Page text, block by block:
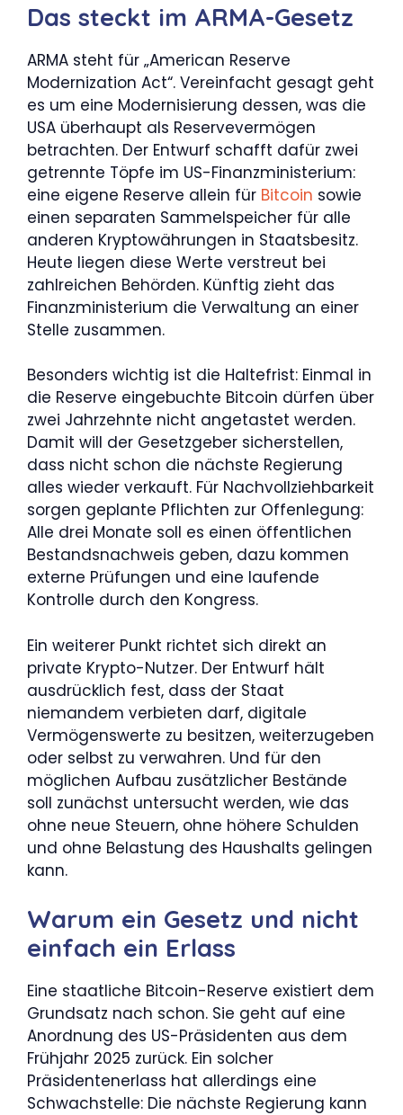
Das steckt im ARMA-Gesetz
ARMA steht für „American Reserve
Modernization Act“. Vereinfacht gesagt geht
es um eine Modernisierung dessen, was die
USA überhaupt als Reservevermögen
betrachten. Der Entwurf schafft dafür zwei
getrennte Töpfe im US-Finanzministerium:
eine eigene Reserve allein für Bitcoin sowie
einen separaten Sammelspeicher für alle
anderen Kryptowährungen in Staatsbesitz.
Heute liegen diese Werte verstreut bei
zahlreichen Behörden. Künftig zieht das
Finanzministerium die Verwaltung an einer
Stelle zusammen.
Besonders wichtig ist die Haltefrist: Einmal in
die Reserve eingebuchte Bitcoin dürfen über
zwei Jahrzehnte nicht angetastet werden.
Damit will der Gesetzgeber sicherstellen,
dass nicht schon die nächste Regierung
alles wieder verkauft. Für Nachvollziehbarkeit
sorgen geplante Pflichten zur Offenlegung:
Alle drei Monate soll es einen öffentlichen
Bestandsnachweis geben, dazu kommen
externe Prüfungen und eine laufende
Kontrolle durch den Kongress.
Ein weiterer Punkt richtet sich direkt an
private Krypto-Nutzer. Der Entwurf hält
ausdrücklich fest, dass der Staat
niemandem verbieten darf, digitale
Vermögenswerte zu besitzen, weiterzugeben
oder selbst zu verwahren. Und für den
möglichen Aufbau zusätzlicher Bestände
soll zunächst untersucht werden, wie das
ohne neue Steuern, ohne höhere Schulden
und ohne Belastung des Haushalts gelingen
kann.
Warum ein Gesetz und nicht
einfach ein Erlass
Eine staatliche Bitcoin-Reserve existiert dem
Grundsatz nach schon. Sie geht auf eine
Anordnung des US-Präsidenten aus dem
Frühjahr 2025 zurück. Ein solcher
Präsidentenerlass hat allerdings eine
Schwachstelle: Die nächste Regierung kann